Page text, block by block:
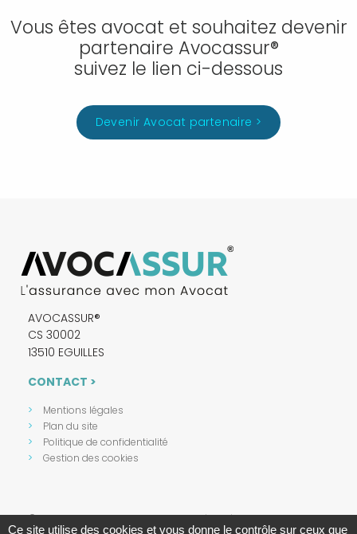
Vous êtes avocat et souhaitez devenir
partenaire Avocassur®
suivez le lien ci-dessous
Devenir Avocat partenaire >
AVOCASSUR®
CS 30002
13510 EGUILLES
CONTACT >
Mentions légales
Plan du site
Politique de confidentialité
Gestion des cookies
©2021-26 Avocassur® - Tous droits réservés - Conception :
Ce site utilise des cookies et vous donne le contrôle sur ceux que